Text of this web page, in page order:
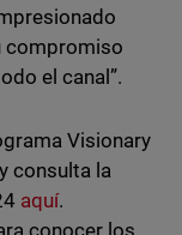
compromiso
el canal”.
Visionary
consulta la
aquí.
conocer los